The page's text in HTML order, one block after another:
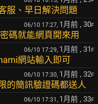
服、早日解決問題
06/10 17:27, 1月前 , 30F
碼就能網頁開來用
06/10 17:29, 1月前 , 31 F
網站輸入即可
06/10 17:30, 1月前 , 32F
的簡訊驗證碼都送人
06/10 17:31, 1月前 , 33F